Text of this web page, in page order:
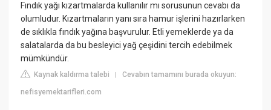
Fındık yağı kızartmalarda kullanılır mı sorusunun cevabı da
olumludur. Kızartmaların yanı sıra hamur işlerini hazırlarken
de sıklıkla fındık yağına başvurulur. Etli yemeklerde ya da
salatalarda da bu besleyici yağ çeşidini tercih edebilmek
mümkündür.
Kaynak kaldırma talebi |Cevabın tamamını burada okuyun:
nefisyemektarifleri.com